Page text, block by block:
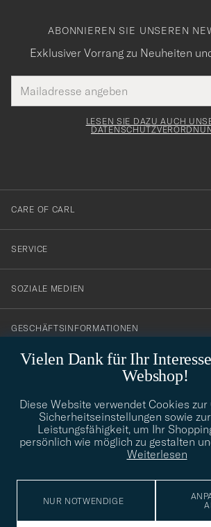
Vielen Dank für Ihr
Webshop!
Diese Website verwendet Cookies
Sicherheitseinstellungen sowie
Leistungsfähigkeit, um Ihr
persönlich wie möglich zu gestalten
Weiterlesen
NUR NOTWENDIGE
ABONNIEREN SIE UNSEREN
Exklusiver Vorrang zu Neuheiten
Mail
Adresse
Tack
för
dig
till
vårt
nyhetsbrev!
LESEN SIE DAZU AUCH
CARE OF CARL
SERVICE
SOZIALE MEDIEN
GESCHÄFTSINFORMATIONEN
info@careofcarl.de
Benötigen Sie Hilfe bei der Suche nach
Wenden Sie sich an uns, wir helfen Ihnen